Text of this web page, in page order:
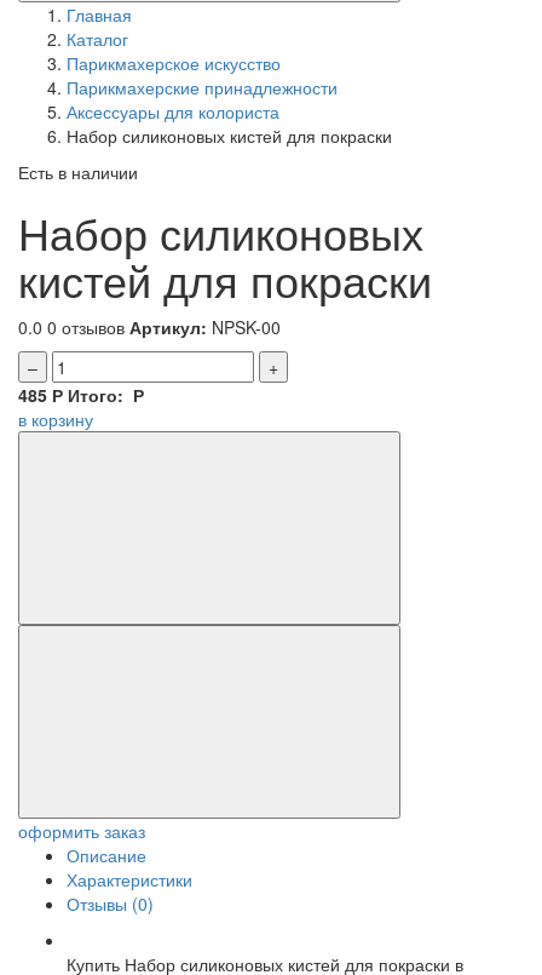
Главная
Каталог
Парикмахерское искусство
Парикмахерские принадлежности
Аксессуары для колориста
Набор силиконовых кистей для покраски
Есть в наличии
Набор силиконовых
кистей для покраски
0.0 0 отзывов Артикул: NPSK-00
–
+
485 Р Итого: Р
в корзину
оформить заказ
Описание
Характеристики
Отзывы (0)
Купить Набор силиконовых кистей для покраски в